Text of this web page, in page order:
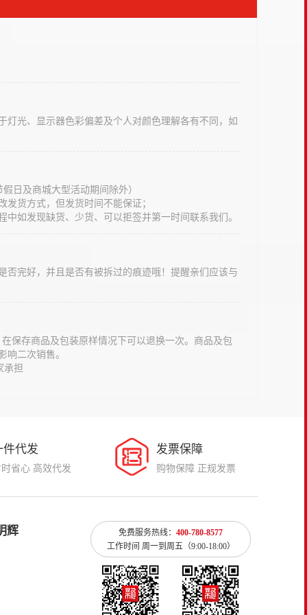
光、显示器色彩偏差及个人对颜色理解各有不同，如
日及商城大型活动期间除外）
货方式，但发货时间不能保证；
如发现缺货、少货、可以拒签并第一时间联系我们。
否完好，并且是否有被拆过的痕迹哦！提醒亲们应该与
保存商品及包装原样情况下可以退换一次。商品及包
响二次销售。
承担
件代发
省心 高效代发
发票保障
购物保障 正规发票
辉 免费服务热线： 400-780-8577
工作时间 周一到周五（9:00-18:00）